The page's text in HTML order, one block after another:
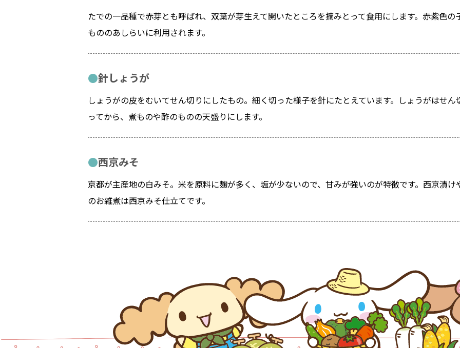
たでの一品種で赤芽とも呼ばれ、双葉が芽生えて開いたところを摘みとって食用にします。赤紫色
もののあしらいに利用されます。
針しょうが
しょうがの皮をむいてせん切りにしたもの。細く切った様子を針にたとえています。しょうがはせ
ってから、煮ものや酢のものの天盛りにします。
西京みそ
京都が主産地の白みそ。米を原料に麹が多く、塩が少ないので、甘みが強いのが特徴です。西京漬
のお雑煮は西京みそ仕立てです。